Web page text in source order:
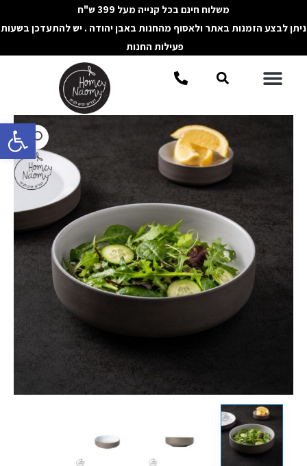
פתח
לתוכן
משלוח חינם בכל קנייה מעל 399 ש"ח
ניתן לבצע הזמנות באתר ולאסוף מהחנות באבן יהודה . יש להתעדכן בשעות
פעילות החנות
תפריטחיפוש
COASTLAND